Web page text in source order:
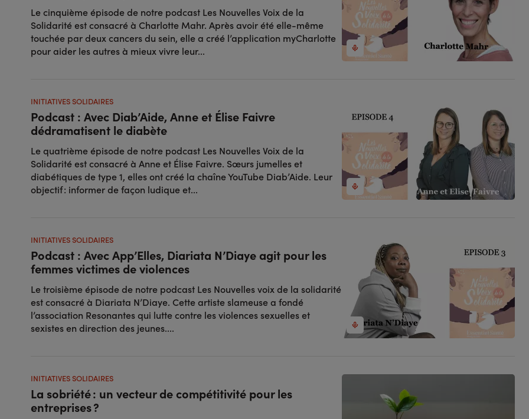
Le cinquième épisode de notre podcast Les Nouvelles Voix de la
Solidarité est consacré à Charlotte Mahr. Après avoir été elle-même
touchée par deux cancers du sein, elle a créé l’application myCharlotte
pour aider les autres à mieux vivre leur...
Podcast : Avec Diab’Aide, Anne et Élise Faivre
dédramatisent le diabète
INITIATIVES SOLIDAIRES
Le quatrième épisode de notre podcast Les Nouvelles Voix de la
Solidarité est consacré à Anne et Élise Faivre. Sœurs jumelles et
diabétiques de type 1, elles ont créé la chaîne YouTube Diab’Aide. Leur
objectif : informer de façon ludique et...
Podcast : Avec App’Elles, Diariata N’Diaye agit pour les
femmes victimes de violences
INITIATIVES SOLIDAIRES
Le troisième épisode de notre podcast Les Nouvelles voix de la solidarité
est consacré à Diariata N’Diaye. Cette artiste slameuse a fondé
l’association Resonantes qui lutte contre les violences sexuelles et
sexistes en direction des jeunes....
La sobriété : un vecteur de compétitivité pour les
entreprises ?
INITIATIVES SOLIDAIRES